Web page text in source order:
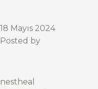
18 Mayıs 2024
Posted by
nestheal